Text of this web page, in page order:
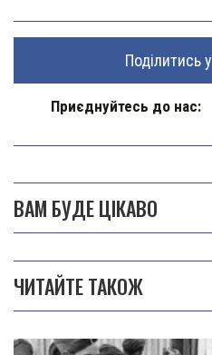
Поділитись у
Приєднуйтесь до нас:
ВАМ БУДЕ ЦІКАВО
ЧИТАЙТЕ ТАКОЖ